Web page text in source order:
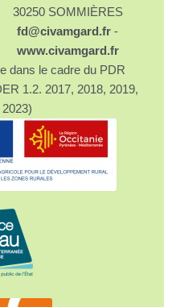
30250 SOMMIÈRES
fd@civamgard.fr -
www.civamgard.fr
dans le cadre du PDR
1.2. 2017, 2018, 2019,